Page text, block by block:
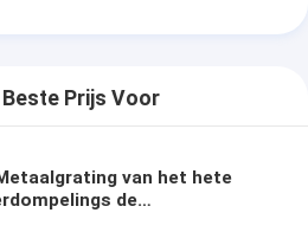
Beste Prijs Voor
van het hete
de